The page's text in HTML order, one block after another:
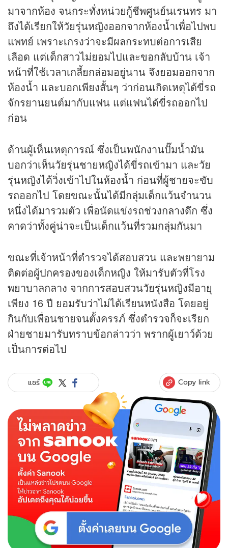
มาจากห้อง จนกระทั่งหน่วยกู้ชีพศูนย์นเรนทร มา
ถึงได้เรียกให้วัยรุ่นหญิงออกจากห้องน้ำเพื่อไปพบ
แพทย์ เพราะเกรงว่าจะมีผลกระทบต่อการเสีย
เลือด แต่เด็กสาวไม่ยอมไปและขอกลับบ้าน เจ้า
หน้าที่ใช้เวลาเกลี้ยกล่อมอยู่นาน จึงยอมออกจาก
ห้องน้ำ และบอกเพียงสั้นๆ ว่าก่อนเกิดเหตุได้ขี่รถ
จักรยานยนต์มากับแฟน แต่แฟนได้ขี่รถออกไป
ก่อน
ด้านผู้เห็นเหตุการณ์ ซึ่งเป็นพนักงานปั๊มน้ำมัน
บอกว่าเห็นวัยรุ่นชายหญิงได้ขี่รถเข้ามา และวัย
รุ่นหญิงได้วิ่งเข้าไปในห้องน้ำ ก่อนที่ผู้ชายจะขับ
รถออกไป โดยขณะนั้นได้มีกลุ่มเด็กแว้นจำนวน
หนึ่งได้มารวมตัว เพื่อนัดแข่งรถช่วงกลางดึก ซึ่ง
คาดว่าทั้งคู่น่าจะเป็นเด็กแว้นที่รวมกลุ่มกันมา
ขณะที่เจ้าหน้าที่ตำรวจได้สอบสวน และพยายาม
ติดต่อผู้ปกครองของเด็กหญิง ให้มารับตัวที่โรง
พยาบาลกลาง จากการสอบสวนวัยรุ่นหญิงมีอายุ
เพียง 16 ปี ยอมรับว่าไม่ได้เรียนหนังสือ โดยอยู่
กินกับเพื่อนชายจนตั้งครรภ์ ซึ่งตำรวจก็จะเรียก
ฝ่ายชายมารับทราบข้อกล่าวว่า พรากผู้เยาว์ด้วย
เป็นการต่อไป
แชร์ Copy link